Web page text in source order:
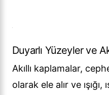
Duyarlı Yüzeyler ve
Akıllı kaplamalar,
olarak ele alır ve ışığı,